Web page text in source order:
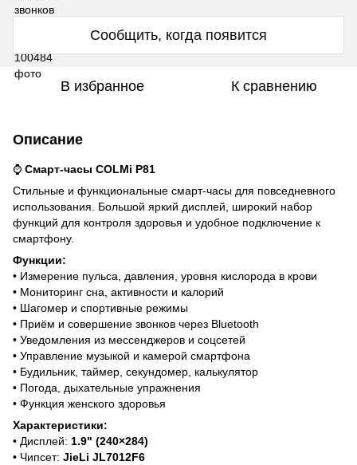
Сообщить, когда появится
В избранное К сравнению
Описание
⌚ Смарт-часы COLMi P81
Стильные и функциональные смарт-часы для повседневного
использования. Большой яркий дисплей, широкий набор
функций для контроля здоровья и удобное подключение к
смартфону.
Функции:
• Измерение пульса, давления, уровня кислорода в крови
• Мониторинг сна, активности и калорий
• Шагомер и спортивные режимы
• Приём и совершение звонков через Bluetooth
• Уведомления из мессенджеров и соцсетей
• Управление музыкой и камерой смартфона
• Будильник, таймер, секундомер, калькулятор
• Погода, дыхательные упражнения
• Функция женского здоровья
Характеристики:
• Дисплей: 1.9" (240×284)
• Чипсет: JieLi JL7012F6